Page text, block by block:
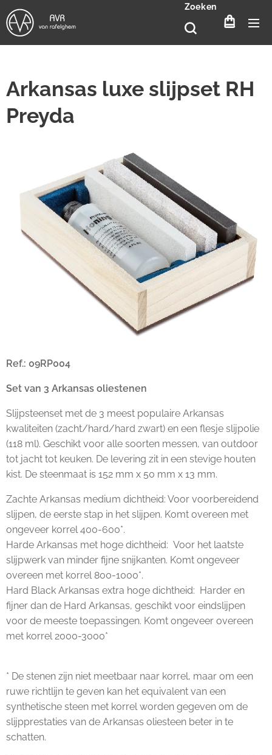
Zoeken
Arkansas luxe slijpset RH
Preyda
Ref.: 09RP004
Set van 3 Arkansas oliestenen
Slijpsteenset met de 3 meest populaire Arkansas
kwaliteiten (zacht/hard/hard zwart) en een flesje slijpolie
(118 ml). Geschikt voor alle soorten messen, van outdoor
tot jacht tot keuken. De levering zit in een stevige houten
kist. De steenmaat is 152 mm x 50 mm x 13 mm.
Zachte Arkansas medium dichtheid: Voor voorbereidend
slijpen, de eerste stap in het slijpen. Komt overeen met
ongeveer korrel 400-600*.
Harde Arkansas met hoge dichtheid: Voor het laatste
slijpwerk van minder fijne snijkanten. Komt ongeveer
overeen met korrel 800-1000*.
Hard Black Arkansas extra hoge dichtheid: Harder en
fijner dan de Hard Arkansas, geschikt voor eindslijpen
voor de meeste toepassingen. Komt ongeveer overeen
met korrel 2000-3000*
* De stenen zijn niet meetbaar naar korrel, maar om een
ruwe richtlijn te geven kan het equivalent van een
synthetische steen met korrel worden gegeven om de
slijpprestaties van de Arkansas oliesteen beter in te
schatten.